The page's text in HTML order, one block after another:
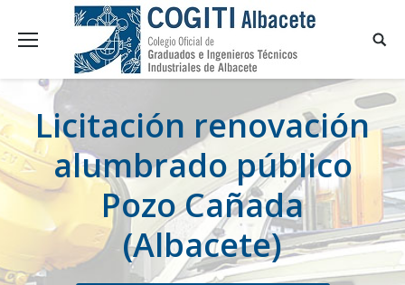
Licitación renovación
alumbrado público
Pozo Cañada
(Albacete)